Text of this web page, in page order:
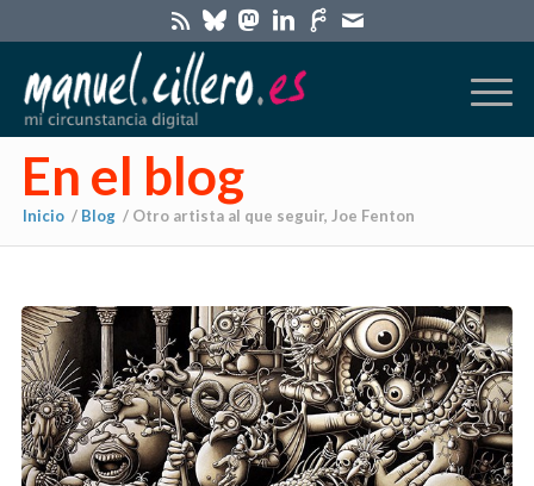
En el blog
Inicio / Blog / Otro artista al que seguir, Joe Fenton